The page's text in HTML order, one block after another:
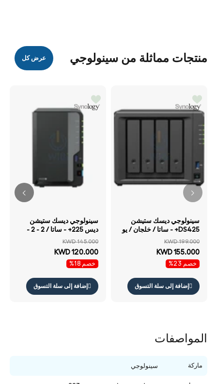
منتجات مماثلة من سينولوجي عرض كل
سينولوجي ديسك ستيشن
DS425+ - ساتا / خلجان / يو
KWD 199.000
KWD 155.000
خصم 23%
إضافة إلى سلة التسوق
سينولوجي ديسك ستيشن
ديس 225+ - ساتا / 2 - 2 -
KWD 145.000
KWD 120.000
خصم 18%
إضافة إلى سلة التسوق
المواصفات
ماركة سينولوجي